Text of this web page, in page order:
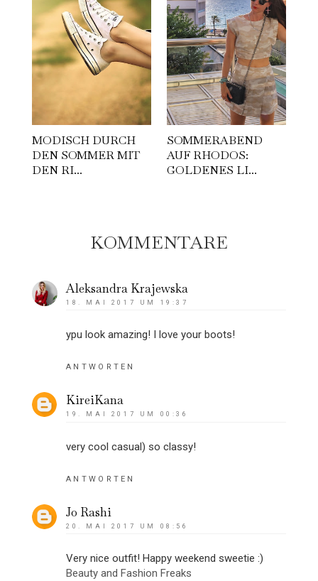
MODISCH DURCH
DEN SOMMER MIT
DEN RI...
SOMMERABEND
AUF RHODOS:
GOLDENES LI...
KOMMENTARE
Aleksandra Krajewska
18. MAI 2017 UM 19:37
ypu look amazing! I love your boots!
ANTWORTEN
KireiKana
19. MAI 2017 UM 00:36
very cool casual) so classy!
ANTWORTEN
Jo Rashi
20. MAI 2017 UM 08:56
Very nice outfit! Happy weekend sweetie :)
Beauty and Fashion Freaks